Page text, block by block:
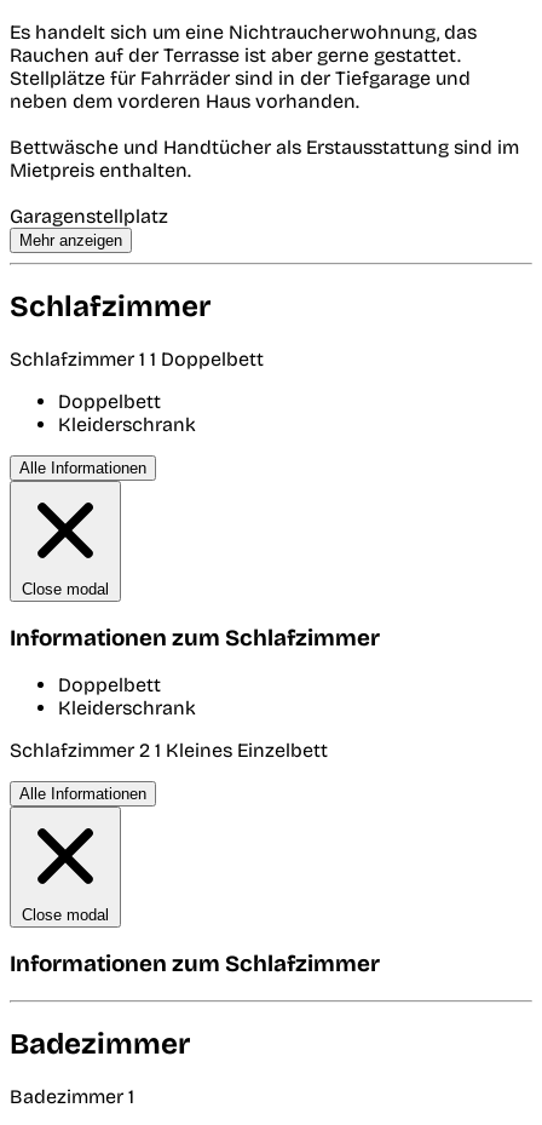
Es handelt sich um eine Nichtraucherwohnung, das
Rauchen auf der Terrasse ist aber gerne gestattet.
Stellplätze für Fahrräder sind in der Tiefgarage und
neben dem vorderen Haus vorhanden.
Bettwäsche und Handtücher als Erstausstattung sind im
Mietpreis enthalten.
Garagenstellplatz
Mehr anzeigen
Schlafzimmer
Schlafzimmer 1 1 Doppelbett
Doppelbett
Kleiderschrank
Alle Informationen
Close modal
Informationen zum Schlafzimmer
Doppelbett
Kleiderschrank
Schlafzimmer 2 1 Kleines Einzelbett
Alle Informationen
Close modal
Informationen zum Schlafzimmer
Badezimmer
Badezimmer 1